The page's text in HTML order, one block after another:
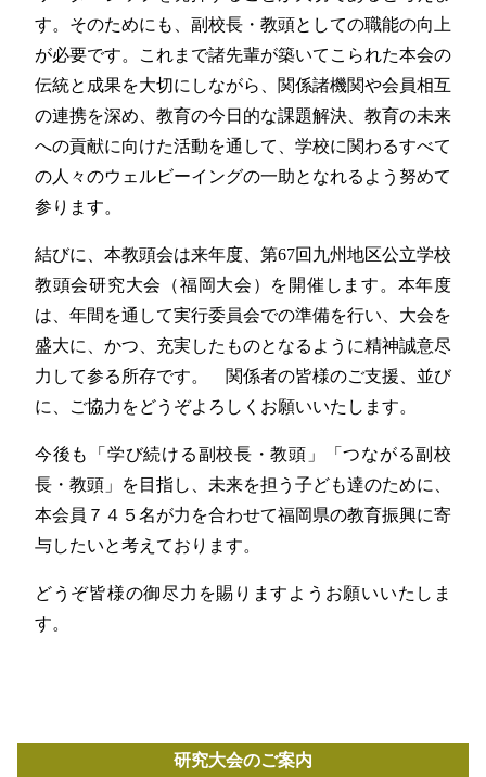
研究大会のご案内
す。そのためにも、副校長・教頭としての職能の向上
が必要です。これまで諸先輩が築いてこられた本会の
伝統と成果を大切にしながら、関係諸機関や会員相互
の連携を深め、教育の今日的な課題解決、教育の未来
への貢献に向けた活動を通して、学校に関わるすべて
の人々のウェルビーイングの一助となれるよう努めて
参ります。
結びに、本教頭会は来年度、第67回九州地区公立学校
教頭会研究大会（福岡大会）を開催します。本年度
は、年間を通して実行委員会での準備を行い、大会を
盛大に、かつ、充実したものとなるように精神誠意尽
力して参る所存です。 関係者の皆様のご支援、並び
に、ご協力をどうぞよろしくお願いいたします。
今後も「学び続ける副校長・教頭」「つながる副校
長・教頭」を目指し、未来を担う子ども達のために、
本会員７４５名が力を合わせて福岡県の教育振興に寄
与したいと考えております。
どうぞ皆様の御尽力を賜りますようお願いいたしま
す。